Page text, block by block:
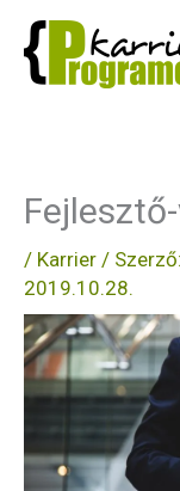
Skip
content
/ Karrier / Szerző:
2019.10.28.